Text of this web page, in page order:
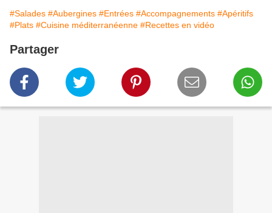
#Salades #Aubergines #Entrées #Accompagnements #Apéritifs
#Plats #Cuisine méditerranéenne #Recettes en vidéo
Partager